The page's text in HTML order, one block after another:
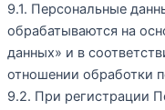
9.1. Персональные
обрабатываются на
данных» и в
отношении обработки
9.2. При регистрации